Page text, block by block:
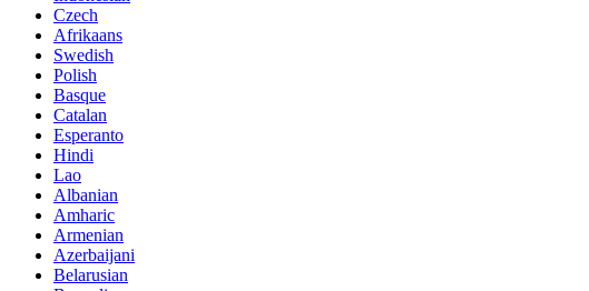
Czech
Afrikaans
Swedish
Polish
Basque
Catalan
Esperanto
Hindi
Lao
Albanian
Amharic
Armenian
Azerbaijani
Belarusian